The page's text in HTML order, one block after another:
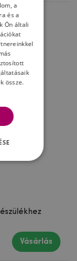
Vásárlás
a
és a
Ön általi
össze.